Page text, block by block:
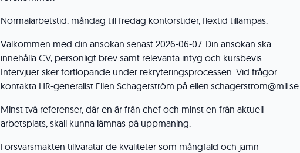
Normalarbetstid: måndag till fredag kontorstider, flextid tillämpas.
Välkommen med din ansökan senast 2026-06-07. Din ansökan ska
innehålla CV, personligt brev samt relevanta intyg och kursbevis.
Intervjuer sker fortlöpande under rekryteringsprocessen. Vid frågor
kontakta HR-generalist Ellen Schagerström på ellen.schagerstrom@mil.se
Minst två referenser, där en är från chef och minst en från aktuell
arbetsplats, skall kunna lämnas på uppmaning.
Försvarsmakten tillvaratar de kvaliteter som mångfald och jämn